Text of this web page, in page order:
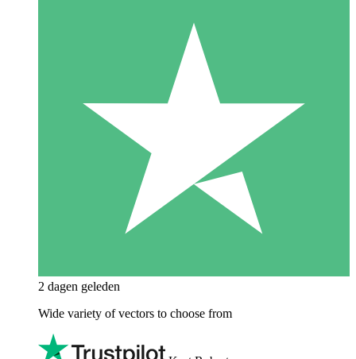
2 dagen geleden
Wide variety of vectors to choose from